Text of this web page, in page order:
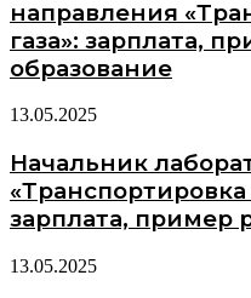
направления
газа»: зарплата,
образование
13.05.2025
Начальник
зарплата, пример
13.05.2025